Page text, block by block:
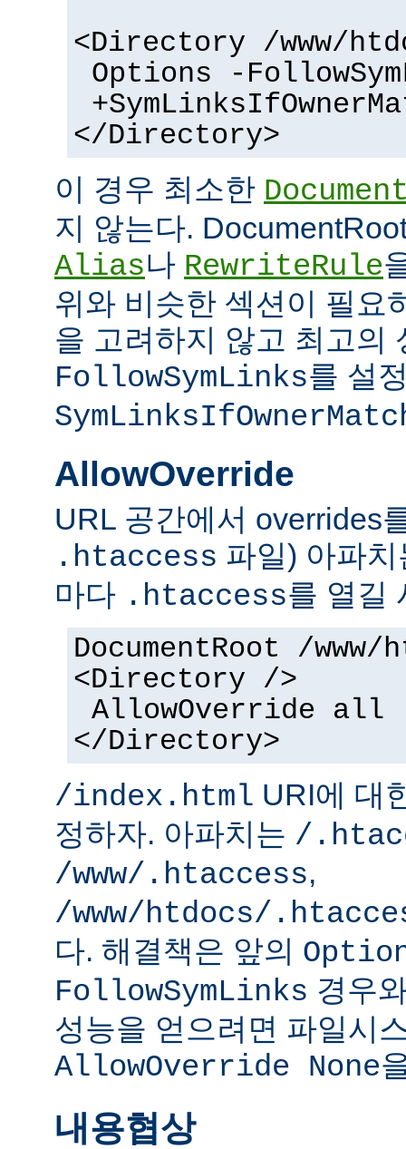
<Directory /www/
Options -
</Directory>
이 경우 최소한
지 않는다.
Alias나 RewriteRule
위와 비슷한 섹션이 필요
을 고려하지 않고 최고의
FollowSymLinks를 설
AllowOverride
URL 공간에서 overrides
.htaccess 파일) 아파
마다 .htaccess를 열길
DocumentRoot /www/
<Directory />
AllowOverride all
</Directory>
/index.html URI에 대
정하자. 아파치는 /
/www/.htaccess,
/www/htdocs/
다. 해결책은 앞의
FollowSymLinks 경우
성능을 얻으려면 파일시
AllowOverride None
내용협상